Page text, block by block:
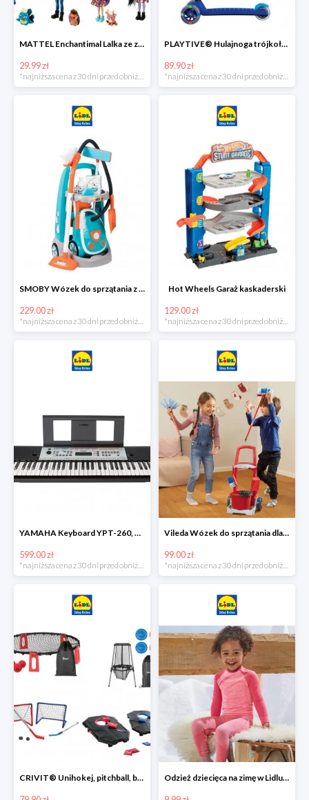
MATTEL Enchantimal Lalka ze zwierzątkiem
29.99 zł
*najniższa cena z 30 dni przed obniżką
PLAYTIVE® Hulajnoga trójkołowa Tri Scooter z diodami LED
89.90 zł
*najniższa cena z 30 dni przed obniżką
SMOBY Wózek do sprzątania z odkurzaczem
229.00 zł
Hot Wheels Garaż kaskaderski
129.00 zł
YAMAHA Keyboard YPT-260, 61 klawiszy
599.00 zł
*najniższa cena z 30 dni przed obniżką
Vileda Wózek do sprzątania dla dzieci
99.00 zł
*najniższa cena z 30 dni przed obniżką
CRIVIT® Unihokej, pitchball, bean bag lub disc golf Odzież dziecięca na zimę w Lidlu Online od 9,99 zł